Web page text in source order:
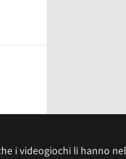
i videogiochi li hanno